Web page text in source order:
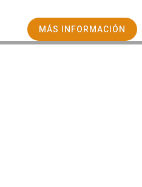
MÁS INFORMACIÓN